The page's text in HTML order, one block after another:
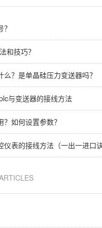
和技巧？
？是单晶硅压力变送器吗？
与变送器的接线方法
如何设置参数？
仪表的接线方法（一出一进口